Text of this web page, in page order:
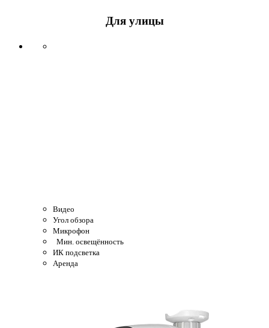
Для улицы
Видео
Угол обзора
Микрофон
Мин. освещённость
ИК подсветка
Аренда